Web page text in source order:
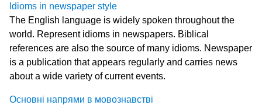
Idioms in newspaper style
The English language is widely spoken throughout the
world. Represent idioms in newspapers. Biblical
references are also the source of many idioms. Newspaper
is a publication that appears regularly and carries news
about a wide variety of current events.
Основні напрями в мовознавстві